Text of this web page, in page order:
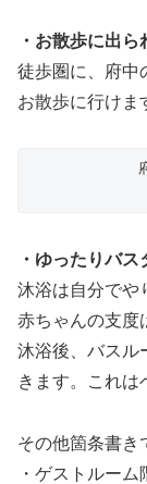
・お散歩に出ら
徒歩圏に、府中
お散歩に行けま
・ゆったりバス
沐浴は自分でや
赤ちゃんの支度
沐浴後、バスル
きます。これは
その他箇条書き
・ゲストルーム